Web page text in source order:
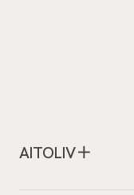
AITOLIV＋